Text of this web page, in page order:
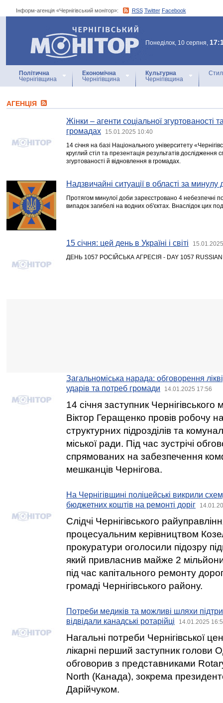
Інформ-агенція «Чернігівський монітор»: RSS Twitter Facebook
Інформ-агенція
«Чернігівський монітор»
Понеділок, 10 серпня,
Політична
Чернігівщина
Економічна
Чернігівщина
Культурна
Чернігівщина
АГЕНЦIЯ
Жінки – агенти соціальної згуртованості
громадах
15.01.2025 10:40
14 січня на базі Національного університету
круглий стіл та презентація результатів дослідження
згуртованості й відновлення в громадах.
Надзвичайні ситуації в області за минулу
Протягом минулої доби зареєстровано 4 небезпечні
випадок загибелі на водних об'єктах. Внаслідок цих
15 січня: цей день в Україні і світі
ДЕНЬ 1057 РОСІЙСЬКА АГРЕСІЯ - DAY 1057 RUSSIAN
Загальноміська нарада: обговорення
ударів та потреб громади
14.01.2025 17:56
14 січня заступник Чернігівського
Віктор Геращенко провів робочу
структурних підрозділів та
міської ради. Під час зустрічі
спрямованих на забезпечення
мешканців Чернігова.
На Чернігівщині поліцейські викрили
бюджетних коштів на ремонті доріг
Слідчі Чернігівського
процесуальним керівництвом
прокуратури оголосили підозру
який привласнив майже 2
під час капітального ремонту
громаді Чернігівського району.
Потреби медиків та можливі шляхи
відвідали канадські ротарійці
14.01.2025
Нагальні потреби Чернігівської
лікарні перший заступник
обговорив з представниками
North (Канада), зокрема
Дарійчуком.